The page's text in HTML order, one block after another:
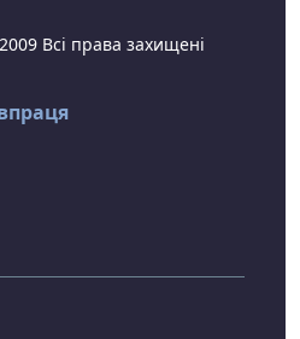
Всі права захищені